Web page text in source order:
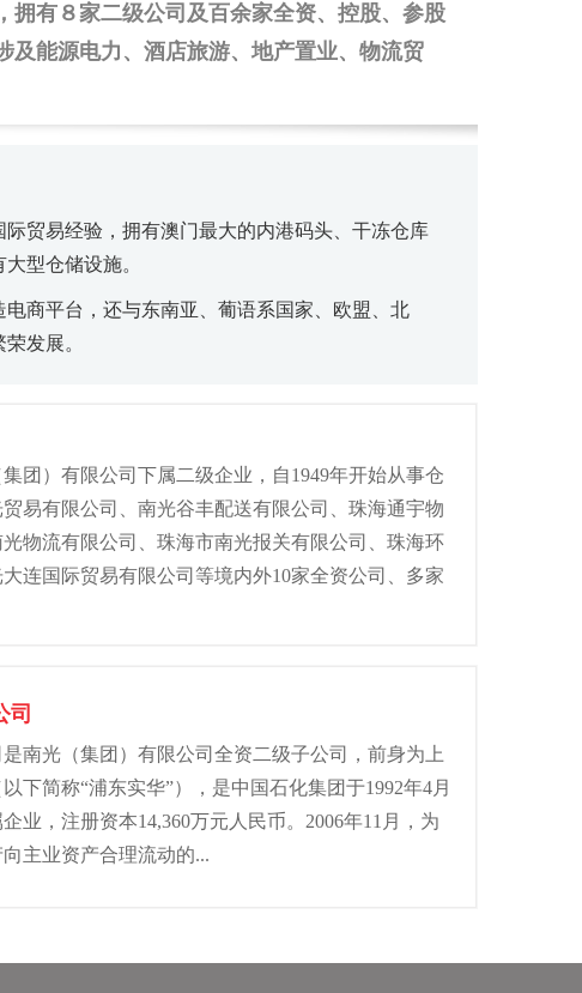
拥有８家二级公司及百余家全资、控股、参股
及能源电力、酒店旅游、地产置业、物流贸
贸易经验，拥有澳门最大的内港码头、干冻仓库
型仓储设施。
商平台，还与东南亚、葡语系国家、欧盟、北
发展。
团）有限公司下属二级企业，自1949年开始从事仓
易有限公司、南光谷丰配送有限公司、珠海通宇物
物流有限公司、珠海市南光报关有限公司、珠海环
连国际贸易有限公司等境内外10家全资公司、多家
司
南光（集团）有限公司全资二级子公司，前身为上
下简称“浦东实华”），是中国石化集团于1992年4月
业，注册资本14,360万元人民币。2006年11月，为
主业资产合理流动的...